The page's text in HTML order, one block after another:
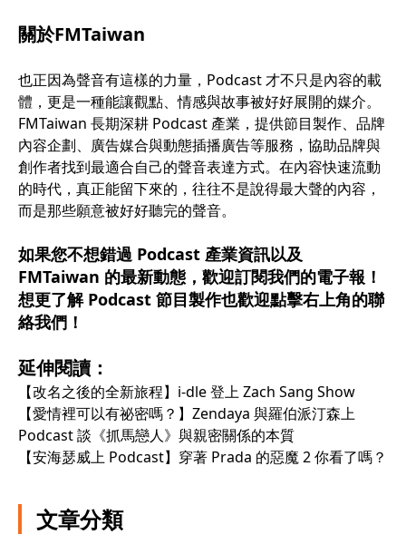
關於FMTaiwan
也正因為聲音有這樣的力量，Podcast 才不只是內容的載
體，更是一種能讓觀點、情感與故事被好好展開的媒介。
FMTaiwan 長期深耕 Podcast 產業，提供節目製作、品牌
內容企劃、廣告媒合與動態插播廣告等服務，協助品牌與
創作者找到最適合自己的聲音表達方式。在內容快速流動
的時代，真正能留下來的，往往不是說得最大聲的內容，
而是那些願意被好好聽完的聲音。
如果您不想錯過 Podcast 產業資訊以及
FMTaiwan 的最新動態，歡迎訂閱我們的電子報！
想更了解 Podcast 節目製作也歡迎點擊右上角的聯
絡我們！
延伸閱讀：
【改名之後的全新旅程】i-dle 登上 Zach Sang Show
【愛情裡可以有祕密嗎？】Zendaya 與羅伯派汀森上
Podcast 談《抓馬戀人》與親密關係的本質
【安海瑟威上 Podcast】穿著 Prada 的惡魔 2 你看了嗎？
文章分類